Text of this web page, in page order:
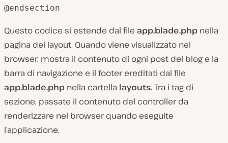
@endsection
Questo codice si estende dal file app.blade.php nella
pagina dei layout. Quando viene visualizzato nel
browser, mostra il contenuto di ogni post del blog e la
barra di navigazione e il footer ereditati dal file
app.blade.php nella cartella layouts. Tra i tag di
sezione, passate il contenuto del controller da
renderizzare nel browser quando eseguite
l’applicazione.